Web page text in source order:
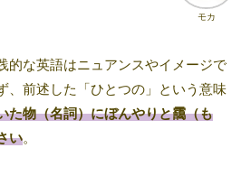
モカ
的な英語はニュアンスやイメージで
、前述した「ひとつの」という意味
た物（名詞）にぼんやりと靄（も
い。